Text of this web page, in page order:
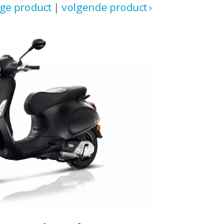
volgende product ›
|
product